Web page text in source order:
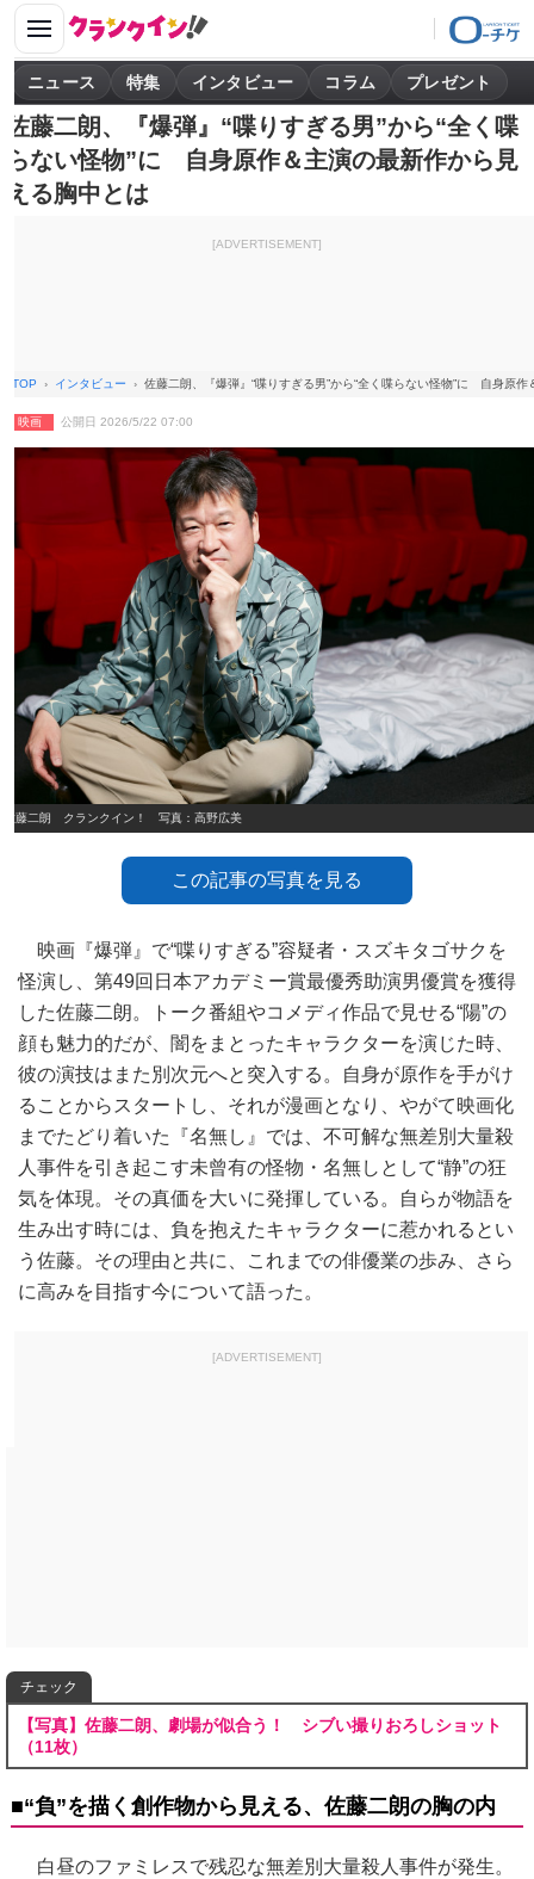
ニュース 特集 インタビュー コラム プレゼント
佐藤二朗、『爆弾』“喋りすぎる男”から“全く喋
らない怪物”に 自身原作＆主演の最新作から見
える胸中とは
[ADVERTISEMENT]
TOP インタビュー 佐藤二朗、『爆弾』“喋りすぎる男”から“全く喋らない怪物”に 自身原
映画 公開日 2026/5/22 07:00
佐藤二朗 クランクイン！ 写真：高野広美
この記事の写真を見る
映画『爆弾』で“喋りすぎる”容疑者・スズキタゴサクを
怪演し、第49回日本アカデミー賞最優秀助演男優賞を獲得
した佐藤二朗。トーク番組やコメディ作品で見せる“陽”の
顔も魅力的だが、闇をまとったキャラクターを演じた時、
彼の演技はまた別次元へと突入する。自身が原作を手がけ
ることからスタートし、それが漫画となり、やがて映画化
までたどり着いた『名無し』では、不可解な無差別大量殺
人事件を引き起こす未曾有の怪物・名無しとして“静”の狂
気を体現。その真価を大いに発揮している。自らが物語を
生み出す時には、負を抱えたキャラクターに惹かれるとい
う佐藤。その理由と共に、これまでの俳優業の歩み、さら
に高みを目指す今について語った。
[ADVERTISEMENT]
チェック
【写真】佐藤二朗、劇場が似合う！ シブい撮りおろしショット
（11枚）
■“負”を描く創作物から見える、佐藤二朗の胸の内
白昼のファミレスで残忍な無差別大量殺人事件が発生。